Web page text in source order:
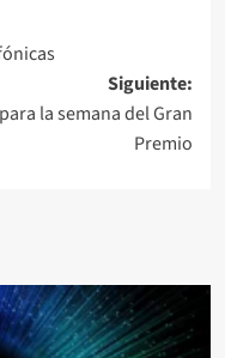
Siguiente:
la semana del Gran
Premio